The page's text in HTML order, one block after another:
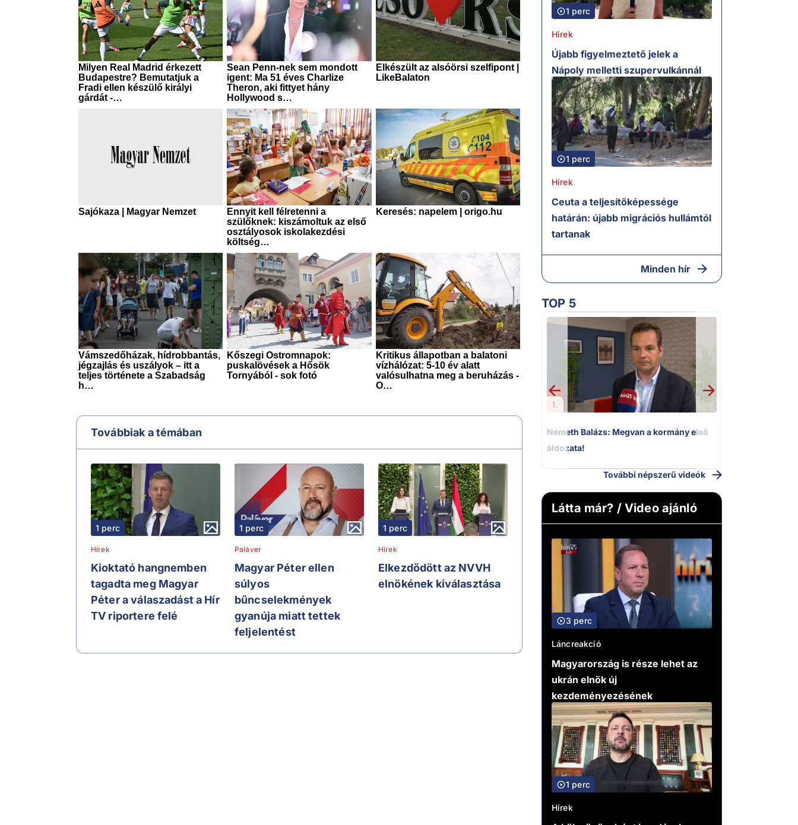
Továbbiak a témában
1 perc
Hírek
Kioktató hangnemben
tagadta meg Magyar
Péter a válaszadást a Hír
TV riportere felé
1 perc
Paláver
Magyar Péter ellen
súlyos
bűncselekmények
gyanúja miatt tettek
feljelentést
1 perc
Hírek
Elkezdődött az NVVH
elnökének kiválasztása
1 perc
Hírek
Újabb figyelmeztető jelek a
Nápoly melletti szupervulkánnál
1 perc
Hírek
Ceuta a teljesítőképessége
határán: újabb migrációs hullámtól
tartanak
Minden hír
TOP 5
1.
Németh Balázs: Megvan a kormány első
áldozata!
További népszerű videók
Látta már? / Video ajánló
3 perc
Láncreakció
Magyarország is része lehet az
ukrán elnök új
kezdeményezésének
1 perc
Hírek